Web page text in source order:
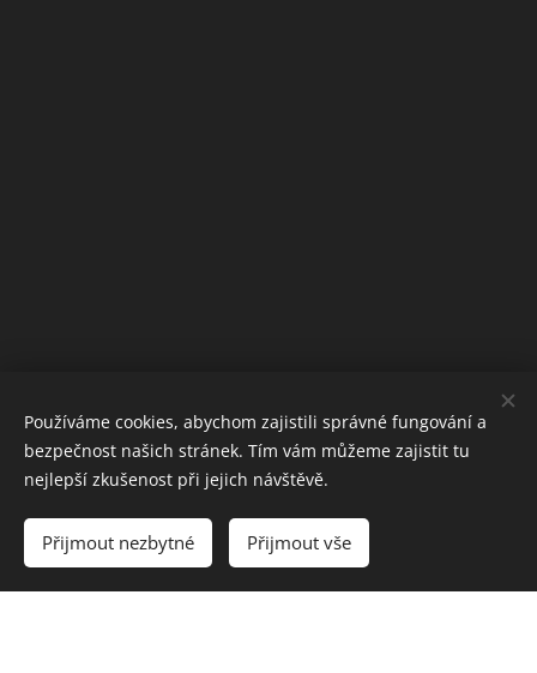
Používáme cookies, abychom zajistili správné fungování a
bezpečnost našich stránek. Tím vám můžeme zajistit tu
nejlepší zkušenost při jejich návštěvě.
Přijmout nezbytné Přijmout vše